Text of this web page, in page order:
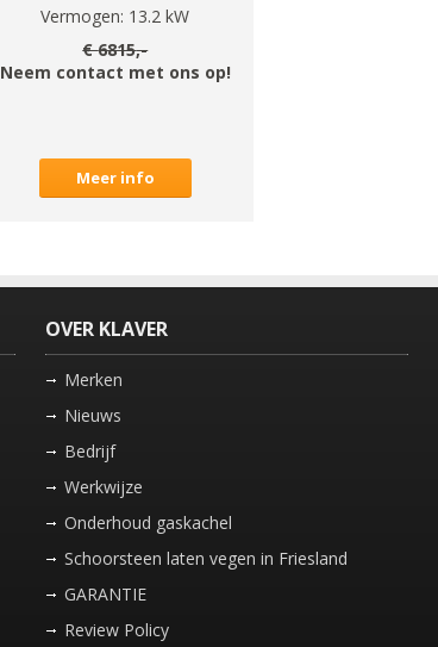
Vermogen: 13.2 kW
€6815,-
Neem contact met ons op!
Meer info
OVER KLAVER
Merken
Nieuws
Bedrijf
Werkwijze
Onderhoud gaskachel
Schoorsteen laten vegen in Friesland
GARANTIE
Review Policy